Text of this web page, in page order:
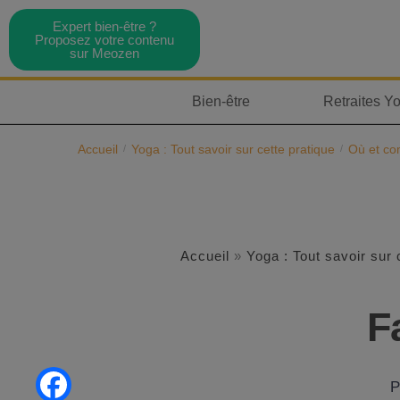
Expert bien-être ?
Proposez votre contenu
sur Meozen
Bien-être Retraites
Accueil / Yoga : Tout savoir sur cette pratique / Où et
Accueil » Yoga : Tout savoir sur